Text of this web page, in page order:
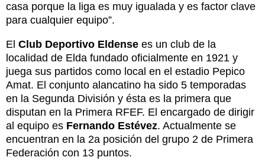
casa porque la liga es muy igualada y es factor clave
para cualquier equipo”.
El Club Deportivo Eldense es un club de la
localidad de Elda fundado oficialmente en 1921 y
juega sus partidos como local en el estadio Pepico
Amat. El conjunto alancatino ha sido 5 temporadas
en la Segunda División y ésta es la primera que
disputan en la Primera RFEF. El encargado de dirigir
al equipo es Fernando Estévez. Actualmente se
encuentran en la 2a posición del grupo 2 de Primera
Federación con 13 puntos.